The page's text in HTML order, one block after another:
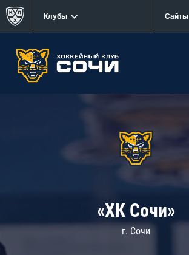
Клубы Сайты
«ХК Сочи»
г. Сочи